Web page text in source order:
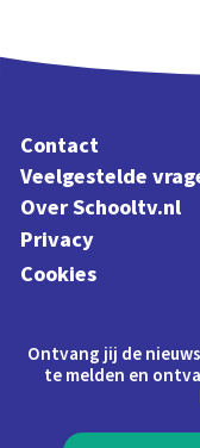
Contact
Veelgestelde
Over Schooltv.nl
Privacy
Cookies
Ontvang jij de
te melden en